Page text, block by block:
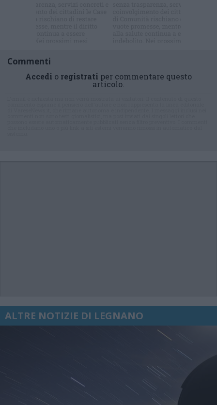
Commenti
Accedi o registrati per commentare questo
articolo.
ALTRE NOTIZIE DI LEGNANO